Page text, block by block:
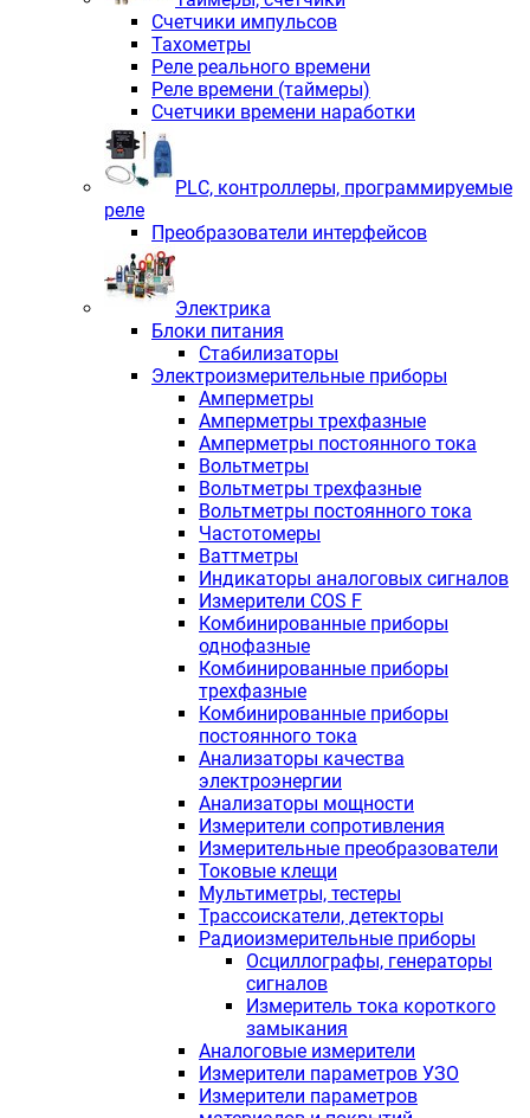
Счетчики импульсов
Тахометры
Реле реального времени
Реле времени (таймеры)
Счетчики времени наработки
PLС, контроллеры, программируемые
реле
Преобразователи интерфейсов
Электрика
Блоки питания
Стабилизаторы
Электроизмерительные приборы
Амперметры
Амперметры трехфазные
Амперметры постоянного тока
Вольтметры
Вольтметры трехфазные
Вольтметры постоянного тока
Частотомеры
Ваттметры
Индикаторы аналоговых сигналов
Измерители COS F
Комбинированные приборы
однофазные
Комбинированные приборы
трехфазные
Комбинированные приборы
постоянного тока
Анализаторы качества
электроэнергии
Анализаторы мощности
Измерители сопротивления
Измерительные преобразователи
Токовые клещи
Мультиметры, тестеры
Трассоискатели, детекторы
Радиоизмерительные приборы
Осциллографы, генераторы
сигналов
Измеритель тока короткого
замыкания
Аналоговые измерители
Измерители параметров УЗО
Измерители параметров